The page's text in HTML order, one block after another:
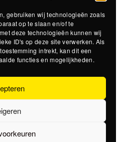
gebruiken wij technologieën zoals
op te slaan en/of te
deze technologieën kunnen wij
ID's op deze site verwerken. Als
intrekt, kan dit een
functies en mogelijkheden.